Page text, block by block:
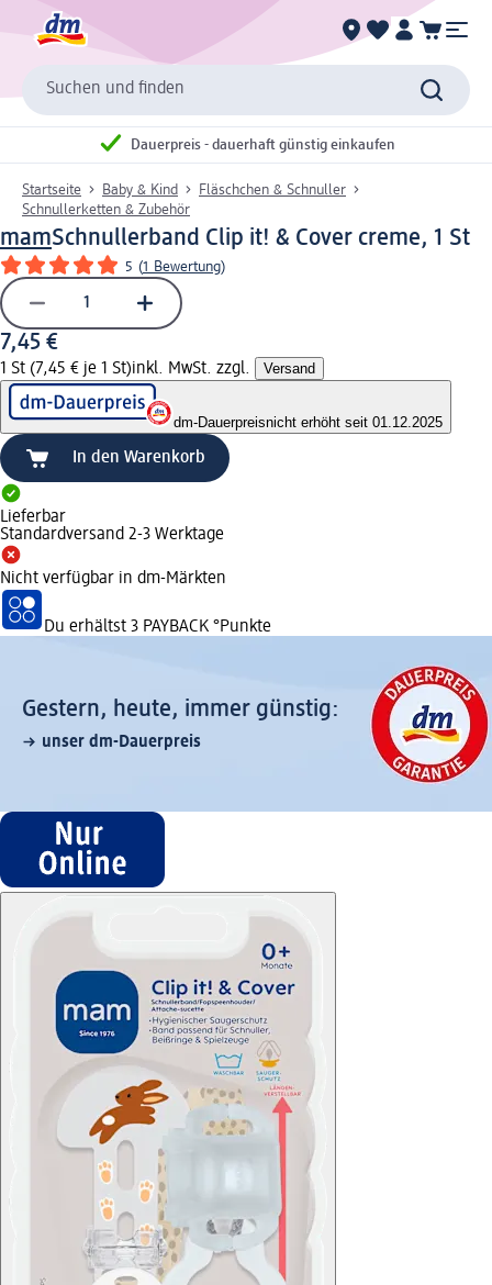
Suchen und finden
Dauerpreis - dauerhaft günstig einkaufen
Startseite Baby & Kind
Fläschchen & Schnuller
Schnullerketten & Zubehör
mamSchnullerband Clip it! & Cover creme, 1 St
5 (1 Bewertung)
7,45 €
1 St (7,45 € je 1 St)inkl. MwSt. zzgl. Versand
dm-Dauerpreisnicht erhöht seit 01.12.2025
In den Warenkorb
Lieferbar
Standardversand 2-3 Werktage
Nicht verfügbar in dm-Märkten
Du erhältst 3 PAYBACK °Punkte
Gestern, heute, immer günstig:
unser dm-Dauerpreis